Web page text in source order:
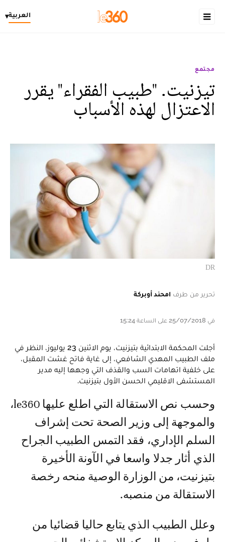
العربية▾
مجتمع
تيزنيت. "طبيب الفقراء" يقرر
الاعتزال لهذه الأسباب
DR
تحرير من طرف امحند أوبركة
في 25/07/2018 على الساعة 15:24
أجلت المحكمة الابتدائية بتيزنيت، يوم الاثنين 23 يوليوز، النظر في
ملف الطبيب المهدي الشافعي، إلى غاية فاتح غشت المقبل،
على خلفية اتهامات السب والقذف التي وجهها إليه مدير
المستشفى الاقليمي الحسن الأول بتيزنيت.
وحسب نص الاستقالة التي اطلع عليها le360،
والموجهة إلى وزير الصحة تحت إشراف
السلم الإداري، فقد التمس الطبيب الجراح
الذي أثار جدلا واسعا في الآونة الأخيرة
بتيزنيت، من الوزارة الوصية منحه رخصة
الاستقالة من منصبه.
وعلل الطبيب الذي يتابع حاليا قضائيا من